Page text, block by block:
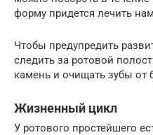
форму придется лечить
Чтобы предупредить
следить за ротовой
камень и очищать зубы от
Жизненный цикл
У ротового простейшего